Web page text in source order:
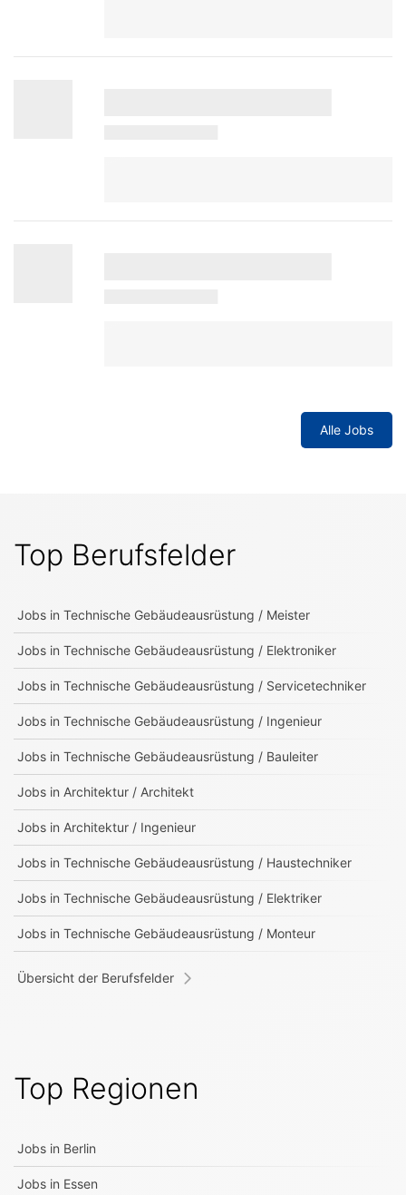
Alle Jobs
Top Berufsfelder
Jobs in Technische Gebäudeausrüstung / Meister
Jobs in Technische Gebäudeausrüstung / Elektroniker
Jobs in Technische Gebäudeausrüstung / Servicetechniker
Jobs in Technische Gebäudeausrüstung / Ingenieur
Jobs in Technische Gebäudeausrüstung / Bauleiter
Jobs in Architektur / Architekt
Jobs in Architektur / Ingenieur
Jobs in Technische Gebäudeausrüstung / Haustechniker
Jobs in Technische Gebäudeausrüstung / Elektriker
Jobs in Technische Gebäudeausrüstung / Monteur
Übersicht der Berufsfelder
Top Regionen
Jobs in Berlin
Jobs in Essen